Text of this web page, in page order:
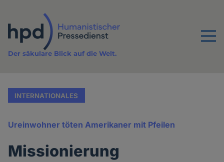
Inhalt
Menu
Der säkulare Blick auf die Welt.
INTERNATIONALES
Ureinwohner töten Amerikaner mit Pfeilen
Missionierung